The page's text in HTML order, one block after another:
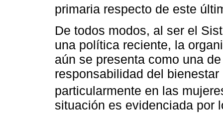
primaria respecto de este
De todos modos, al ser el
una política reciente, la
aún se presenta como una
responsabilidad del
particularmente en las
situación es evidenciada por